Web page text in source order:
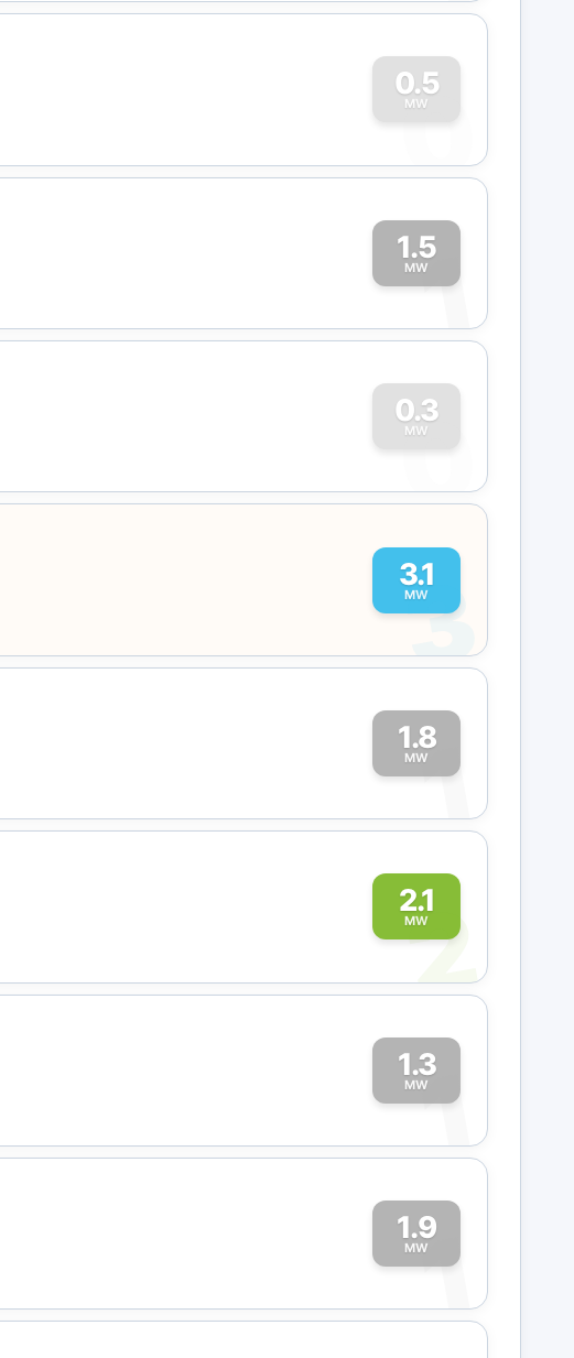
0.5
MW
0
1.5
MW
1
0.3
MW
0
3.1
MW
3
1.8
MW
1
2.1
MW
2
1.3
MW
1
1.9
MW
1